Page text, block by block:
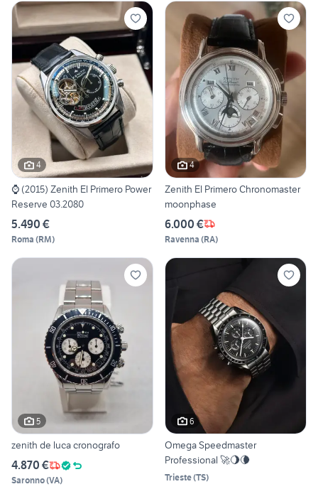
4
⌚ (2015) Zenith El Primero Power
Reserve 03.2080
5.490 €
Roma (RM)
4
Zenith El Primero Chronomaster
moonphase
6.000 €
Ravenna (RA)
5
zenith de luca cronografo
4.870 €
Saronno(VA)
6
Omega Speedmaster
Professional 🚀🌖🌘
Trieste(TS)